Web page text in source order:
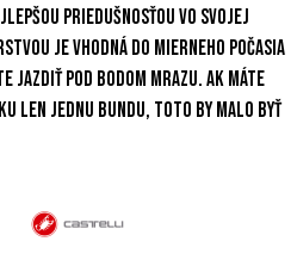
najlepšou priedušnosťou vo svojej
je vhodná do mierneho počasia
pod bodom mrazu. Ak máte
len jednu bundu, toto by malo byť